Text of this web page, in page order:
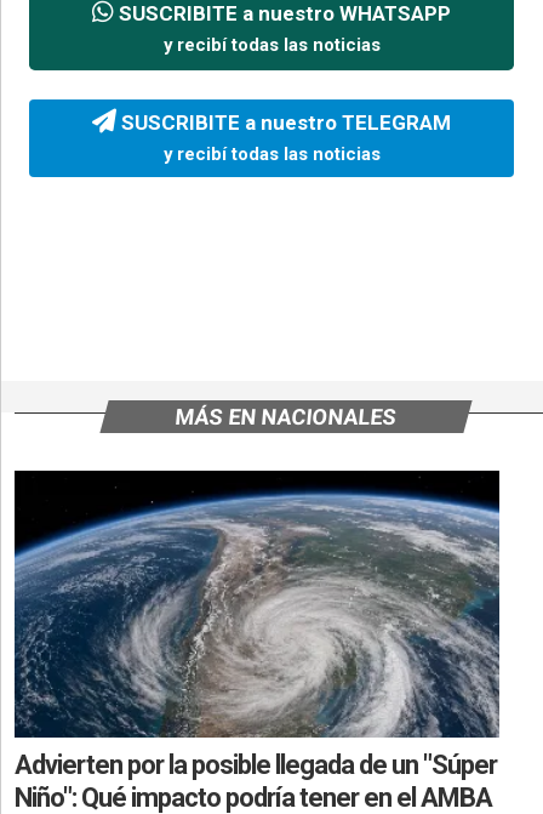
SUSCRIBITE a nuestro WHATSAPP
y recibí todas las noticias
SUSCRIBITE a nuestro TELEGRAM
y recibí todas las noticias
MÁS EN NACIONALES
Advierten por la posible llegada de un "Súper
Niño": Qué impacto podría tener en el AMBA